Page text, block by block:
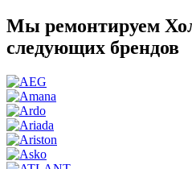
Мы ремонтируем
следующих брендов